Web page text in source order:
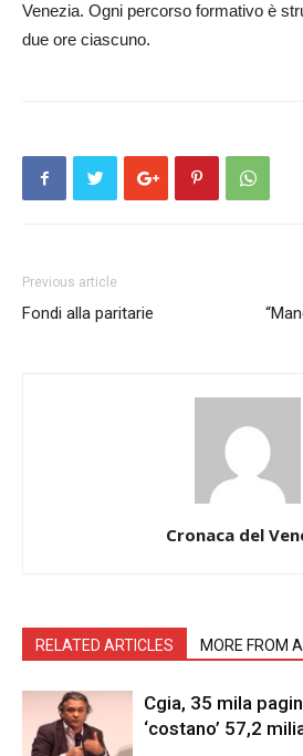
Venezia. Ogni percorso formativo è
due ore ciascuno.
Previous article
Fondi alla paritarie
Cronaca del
RELATED ARTICLES MORE FROM
Cgia, 35 mila
‘costano’ 57,2